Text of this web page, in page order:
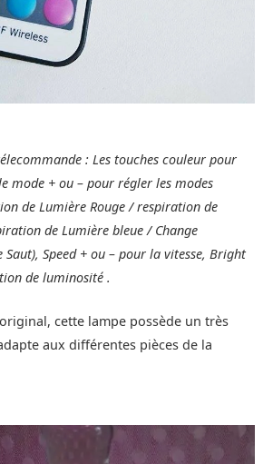
: Les touches couleur pour
mode + ou – pour régler les modes
de Lumière Rouge / respiration de
de Lumière bleue / Change
Speed + ou – pour la vitesse, Bright
de luminosité .
cette lampe possède un très
aux différentes pièces de la